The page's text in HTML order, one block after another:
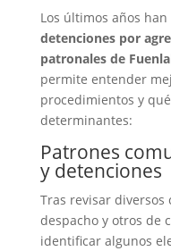
Los últimos años
detenciones por
patronales de
permite entender
procedimientos y
determinantes:
Patrones
y detenciones
Tras revisar
despacho y otros de
identificar algunos